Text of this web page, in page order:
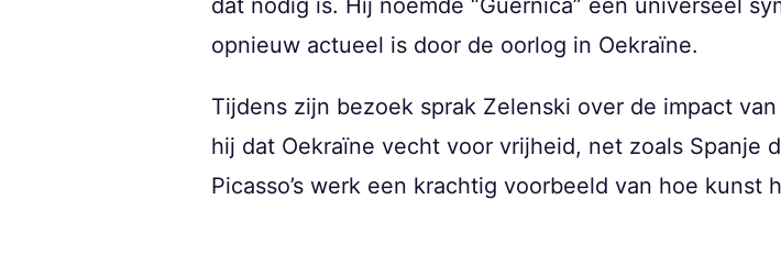
dat nodig is. Hij noemde “Guernica” een universeel
opnieuw actueel is door de oorlog in Oekraïne.
Tijdens zijn bezoek sprak Zelenski over de impact
hij dat Oekraïne vecht voor vrijheid, net zoals Spanje
Picasso’s werk een krachtig voorbeeld van hoe kunst